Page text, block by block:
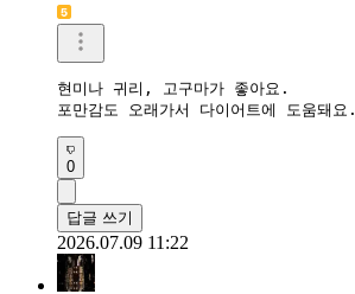
현미나 귀리, 고구마가 좋아요.
포만감도 오래가서 다이어트에 도움돼요.
0
답글 쓰기
2026.07.09 11:22